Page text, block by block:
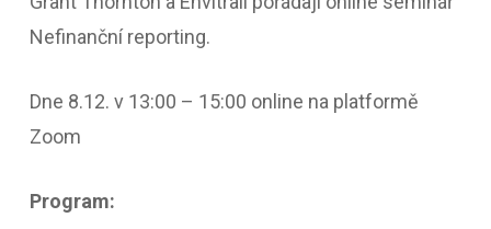
Nefinanční reporting.
Dne 8.12. v 13:00 – 15:00 online na platformě
Zoom
Program: